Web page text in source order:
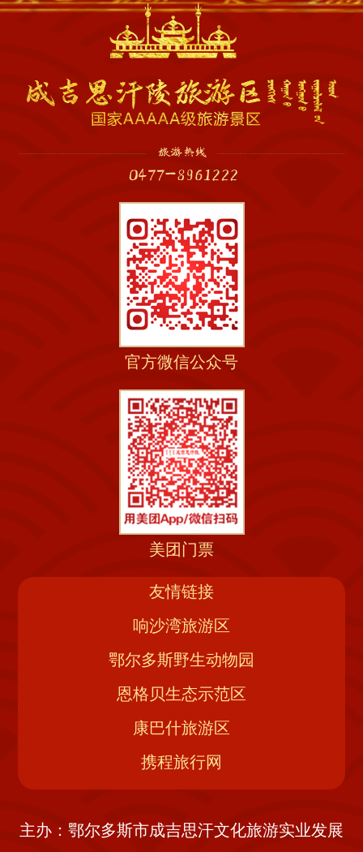
官方微信公众号
美团门票
友情链接
响沙湾旅游区
鄂尔多斯野生动物园
恩格贝生态示范区
康巴什旅游区
携程旅行网
主办：鄂尔多斯市成吉思汗文化旅游实业发展